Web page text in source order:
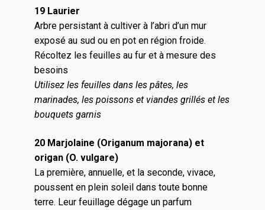
19 Laurier
Arbre persistant à cultiver à l’abri d’un mur
exposé au sud ou en pot en région froide.
Récoltez les feuilles au fur et à mesure des
besoins
Utilisez les feuilles dans les pâtes, les
marinades, les poissons et viandes grillés et les
bouquets garnis
20 Marjolaine (Origanum majorana) et
origan (O. vulgare)
La première, annuelle, et la seconde, vivace,
poussent en plein soleil dans toute bonne
terre. Leur feuillage dégage un parfum